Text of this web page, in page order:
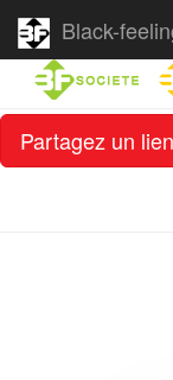
Partagez un
Black-